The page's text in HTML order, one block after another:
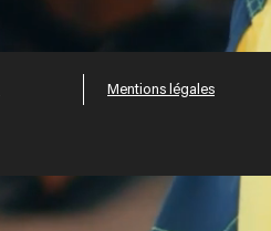
Mentions légales